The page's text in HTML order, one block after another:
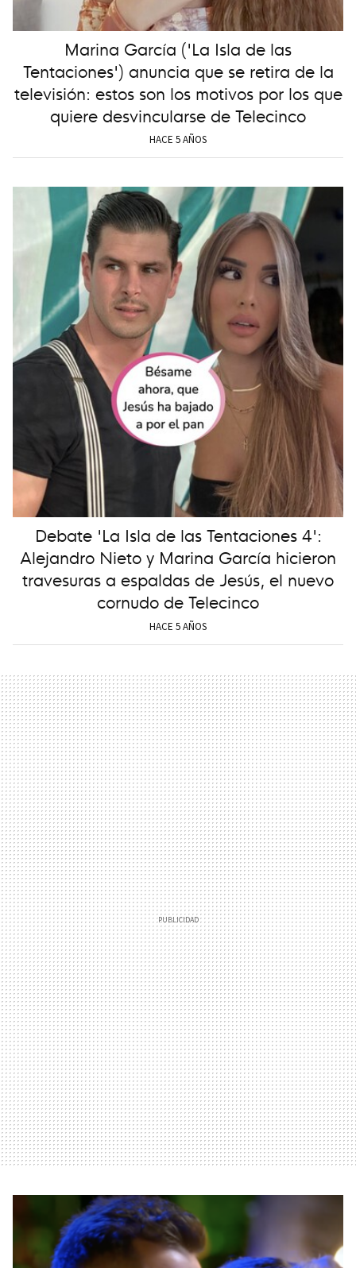
Marina García ('La Isla de las
Tentaciones') anuncia que se retira de la
televisión: estos son los motivos por los que
quiere desvincularse de Telecinco
HACE 5 AÑOS
Debate 'La Isla de las Tentaciones 4':
Alejandro Nieto y Marina García hicieron
travesuras a espaldas de Jesús, el nuevo
cornudo de Telecinco
HACE 5 AÑOS